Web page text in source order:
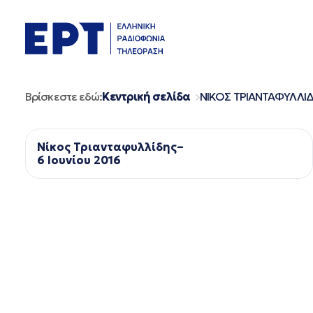
περιεχόμενο
Βρίσκεστε εδώ:Κεντρική σελίδα ΝΙΚΟΣ
Νίκος Τριανταφυλλίδης–
6 Ιουνίου 2016